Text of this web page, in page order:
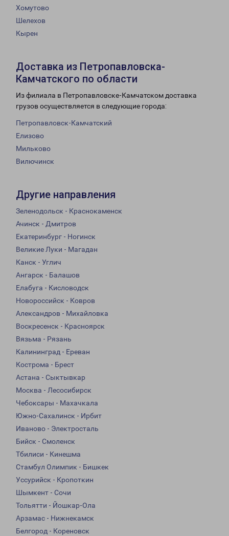
Хомутово
Шелехов
Кырен
Доставка из Петропавловска-
Камчатского по области
Из филиала в Петропавловске-Камчатском доставка
грузов осуществляется в следующие города:
Петропавловск-Камчатский
Елизово
Мильково
Вилючинск
Другие направления
Зеленодольск - Краснокаменск
Ачинск - Дмитров
Екатеринбург - Ногинск
Великие Луки - Магадан
Канск - Углич
Ангарск - Балашов
Елабуга - Кисловодск
Новороссийск - Ковров
Александров - Михайловка
Воскресенск - Красноярск
Вязьма - Рязань
Калининград - Ереван
Кострома - Брест
Астана - Сыктывкар
Москва - Лесосибирск
Чебоксары - Махачкала
Южно-Сахалинск - Ирбит
Иваново - Электросталь
Бийск - Смоленск
Тбилиси - Кинешма
Стамбул Олимпик - Бишкек
Уссурийск - Кропоткин
Шымкент - Сочи
Тольятти - Йошкар-Ола
Арзамас - Нижнекамск
Белгород - Кореновск